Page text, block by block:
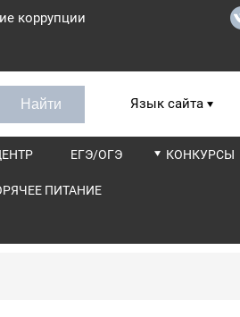
коррупции
Язык сайта
ЕГЭ/ОГЭ КОНКУРСЫ
ПИТАНИЕ